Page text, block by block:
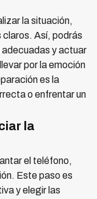
la situación,
Así, podrás
adecuadas y actuar
por la emoción
es la
o enfrentar un
la
el teléfono,
Este paso es
y elegir las